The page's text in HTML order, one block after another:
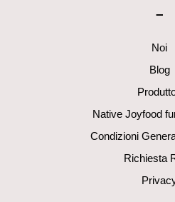
–
Noi
Blog
Native Joyfood
Condizioni
Richiesta